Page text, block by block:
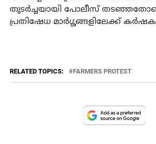
തുടര്‍ച്ചയായി പോലീസ്
പ്രതിഷേധ മാര്‍ഗ്ഗങ്ങളിലേക്ക്
RELATED TOPICS: FARMERS PROTEST